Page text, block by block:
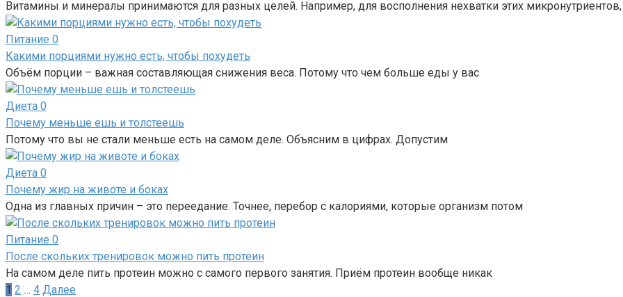
Витамины и минералы принимаются для разных целей. Например, для восполнения нехватки этих
Питание 0
Какими порциями нужно есть, чтобы похудеть
Объём порции – важная составляющая снижения веса. Потому что чем больше еды у вас
Диета 0
Почему меньше ешь и толстеешь
Потому что вы не стали меньше есть на самом деле. Объясним в цифрах. Допустим
Диета 0
Почему жир на животе и боках
Одна из главных причин – это переедание. Точнее, перебор с калориями, которые организм потом
Питание 0
После скольких тренировок можно пить протеин
На самом деле пить протеин можно с самого первого занятия. Приём протеин вообще никак
Пагинация
1 2 … 4 Далее